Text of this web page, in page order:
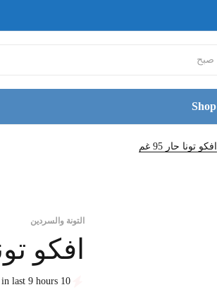
Shop
افكو تونا حار 95 غم
التونة والسردين
افكو تونا
10 sold in last 9 hours